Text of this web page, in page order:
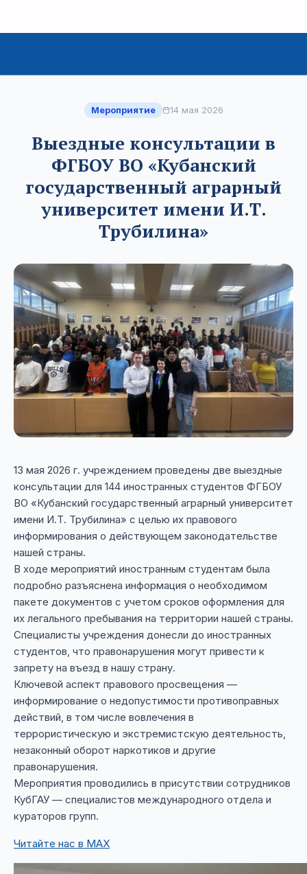
Мероприятие 14 мая 2026
Выездные консультации в
ФГБОУ ВО «Кубанский
государственный аграрный
университет имени И.Т.
Трубилина»
13 мая 2026 г. учреждением проведены две выездные
консультации для 144 иностранных студентов ФГБОУ
ВО «Кубанский государственный аграрный университет
имени И.Т. Трубилина» с целью их правового
информирования о действующем законодательстве
нашей страны.
В ходе мероприятий иностранным студентам была
подробно разъяснена информация о необходимом
пакете документов с учетом сроков оформления для
их легального пребывания на территории нашей страны.
Специалисты учреждения донесли до иностранных
студентов, что правонарушения могут привести к
запрету на въезд в нашу страну.
Ключевой аспект правового просвещения —
информирование о недопустимости противоправных
действий, в том числе вовлечения в
террористическую и экстремистскую деятельность,
незаконный оборот наркотиков и другие
правонарушения.
Мероприятия проводились в присутствии сотрудников
КубГАУ — специалистов международного отдела и
кураторов групп.
Читайте нас в MAX